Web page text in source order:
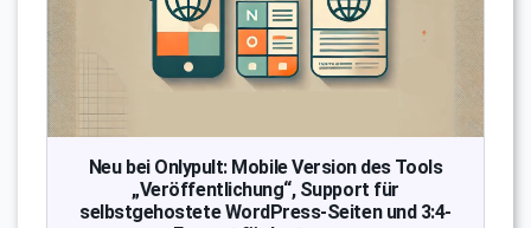
Neu bei Onlypult: Mobile Version des Tools
„Veröffentlichung“, Support für
selbstgehostete WordPress-Seiten und 3:4-